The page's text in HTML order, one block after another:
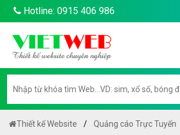
Hotline: 0915 406 986
Thiết kế Website Quảng cáo Trực Tuyến